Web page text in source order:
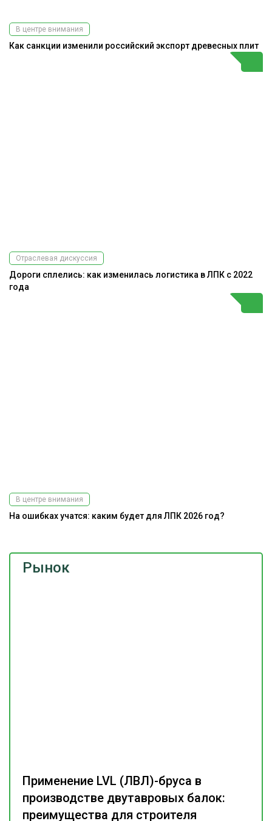
Рынок
Применение LVL (ЛВЛ)-бруса в
производстве двутавровых балок:
преимущества для строителя
В центре внимания
Как санкции изменили российский экспорт древесных плит
Отраслевая дискуссия
Дороги сплелись: как изменилась логистика в ЛПК с 2022
года
В центре внимания
На ошибках учатся: каким будет для ЛПК 2026 год?